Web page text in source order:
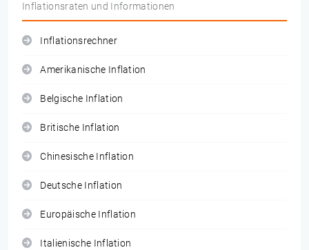
Inflationsraten und Informationen
Inflationsrechner
Amerikanische Inflation
Belgische Inflation
Britische Inflation
Chinesische Inflation
Deutsche Inflation
Europäische Inflation
Italienische Inflation